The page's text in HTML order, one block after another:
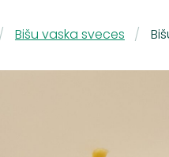
Bišu vaska sveces